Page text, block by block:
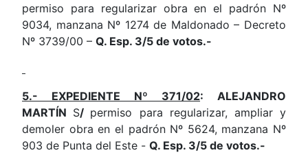
permiso para regularizar obra en el padrón Nº
9034, manzana Nº 1274 de Maldonado – Decreto
Nº 3739/00 – Q. Esp. 3/5 de votos.-
5.- EXPEDIENTE Nº 371/02: ALEJANDRO
MARTÍN S/ permiso para regularizar, ampliar y
demoler obra en el padrón Nº 5624, manzana Nº
903 de Punta del Este - Q. Esp. 3/5 de votos.-